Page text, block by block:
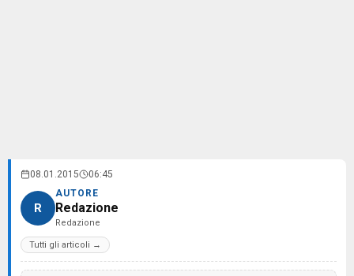
08.01.2015 06:45
R
AUTORE
Redazione
Redazione
Tutti gli articoli →